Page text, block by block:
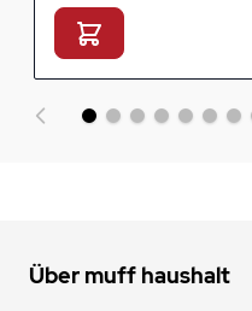
Über muff haushalt